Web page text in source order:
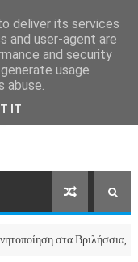
στα Βριλήσσια, ο Δήμος
deliver its services
and user-agent are
and security
usage
abuse.
IT